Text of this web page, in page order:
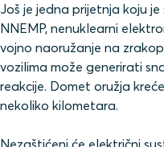
Još je jedna prijetnja koju
NNEMP, nenuklearni
vojno naoružanje na
vozilima može generirati
reakcije. Domet oružja
nekoliko kilometara.
Nezaštićeni će električni